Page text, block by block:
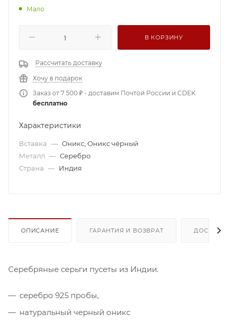
Мало
В КОРЗИНУ
Рассчитать доставку
Хочу в подарок
Заказ от 7 500 ₽ - доставим Почтой России и CDEK
бесплатно
Характеристики
Вставка — Оникс, Оникс чёрный
Металл — Серебро
Страна — Индия
ОПИСАНИЕ ГАРАНТИЯ И ВОЗВРАТ
Серебряные серьги пусеты из Индии.
серебро 925 пробы,
натуральный черный оникс